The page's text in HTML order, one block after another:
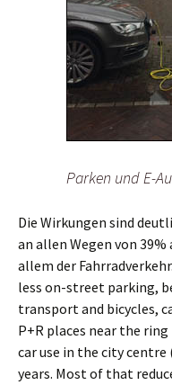
Parken und E-
Die Wirkungen sind
an allen Wegen von
allem der
less on-street parking,
transport and bicycles,
P+R places near the
car use in the city
years. Most of that